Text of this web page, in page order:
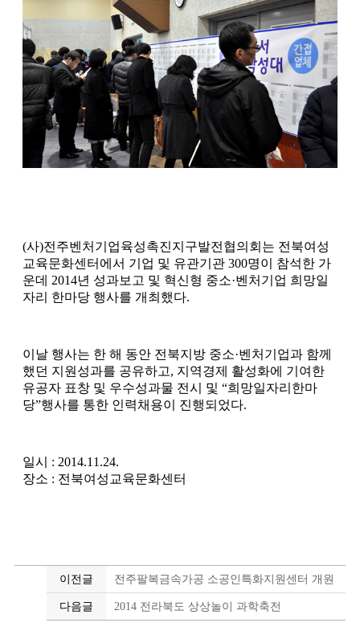
(사)전주벤처기업육성촉진지구발전협의회는 전북여성
교육문화센터에서 기업 및 유관기관 300명이 참석한 가
운데 2014년 성과보고 및 혁신형 중소·벤처기업 희망일
자리 한마당 행사를 개최했다.
이날 행사는 한 해 동안 전북지방 중소·벤처기업과 함께
했던 지원성과를 공유하고, 지역경제 활성화에 기여한
유공자 표창 및 우수성과물 전시 및 “희망일자리한마
당”행사를 통한 인력채용이 진행되었다.
일시 : 2014.11.24.
장소 : 전북여성교육문화센터
이전글 전주팔복금속가공 소공인특화지원센터 개원
다음글 2014 전라북도 상상놀이 과학축전